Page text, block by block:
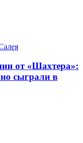
от «Шахтера»:
сыграли в